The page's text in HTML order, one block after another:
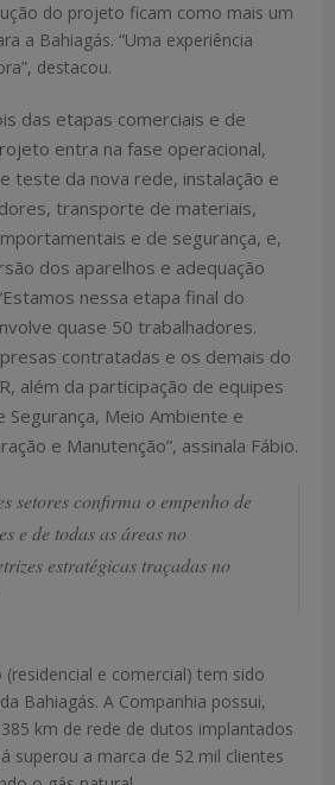
do projeto ficam como mais um
a Bahiagás. “Uma experiência
destacou.
das etapas comerciais e de
entra na fase operacional,
teste da nova rede, instalação e
transporte de materiais,
e de segurança, e,
dos aparelhos e adequação
nessa etapa final do
quase 50 trabalhadores.
contratadas e os demais do
além da participação de equipes
Segurança, Meio Ambiente e
e Manutenção”, assinala Fábio.
setores confirma o empenho de
e de todas as áreas no
estratégicas traçadas no
e comercial) tem sido
Bahiagás. A Companhia possui,
km de rede de dutos implantados
superou a marca de 52 mil clientes